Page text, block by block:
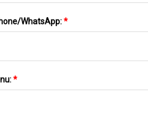
WhatsApp:*
*